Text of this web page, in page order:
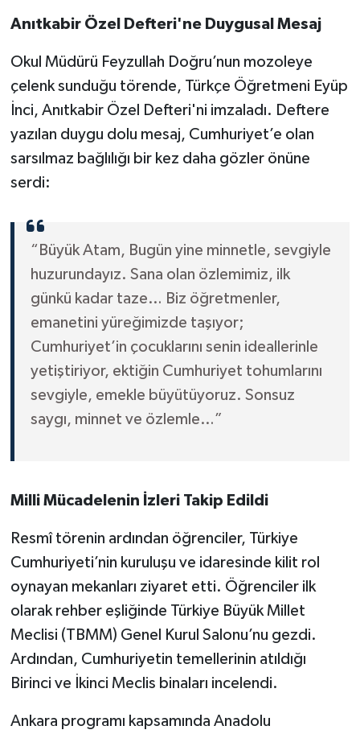
Anıtkabir Özel Defteri'ne Duygusal Mesaj
Okul Müdürü Feyzullah Doğru’nun mozoleye
çelenk sunduğu törende, Türkçe Öğretmeni Eyüp
İnci, Anıtkabir Özel Defteri'ni imzaladı. Deftere
yazılan duygu dolu mesaj, Cumhuriyet’e olan
sarsılmaz bağlılığı bir kez daha gözler önüne
serdi:
“Büyük Atam, Bugün yine minnetle, sevgiyle
huzurundayız. Sana olan özlemimiz, ilk
günkü kadar taze… Biz öğretmenler,
emanetini yüreğimizde taşıyor;
Cumhuriyet’in çocuklarını senin ideallerinle
yetiştiriyor, ektiğin Cumhuriyet tohumlarını
sevgiyle, emekle büyütüyoruz. Sonsuz
saygı, minnet ve özlemle…”
Milli Mücadelenin İzleri Takip Edildi
Resmî törenin ardından öğrenciler, Türkiye
Cumhuriyeti’nin kuruluşu ve idaresinde kilit rol
oynayan mekanları ziyaret etti. Öğrenciler ilk
olarak rehber eşliğinde Türkiye Büyük Millet
Meclisi (TBMM) Genel Kurul Salonu’nu gezdi.
Ardından, Cumhuriyetin temellerinin atıldığı
Birinci ve İkinci Meclis binaları incelendi.
Ankara programı kapsamında Anadolu